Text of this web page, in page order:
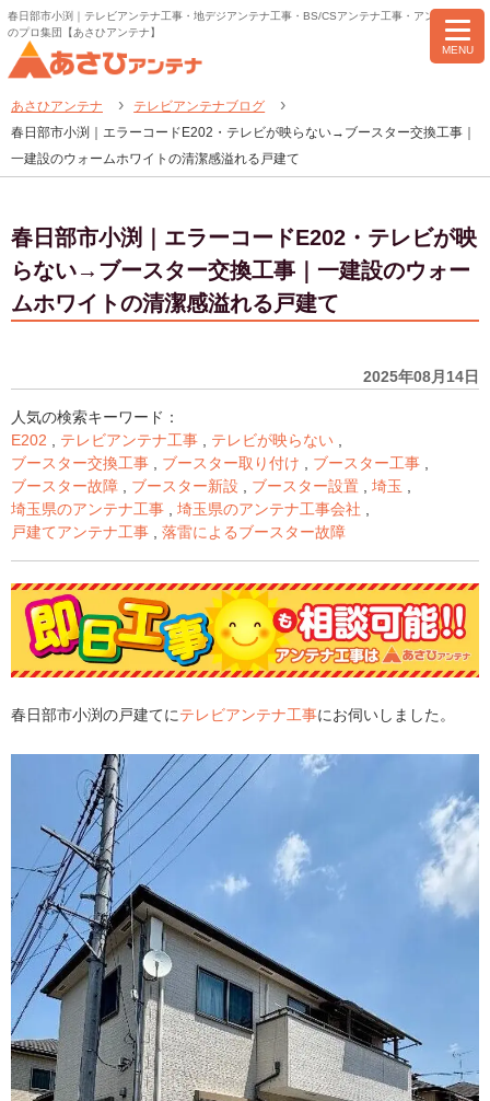
春日部市小渕｜テレビアンテナ工事・地デジアンテナ工事・BS/CSアンテナ工事・アンテナ修理
のプロ集団【あさひアンテナ】
MENU
あさひアンテナ
テレビアンテナブログ
春日部市小渕｜エラーコードE202・テレビが映らない→ブースター交換工事｜
一建設のウォームホワイトの清潔感溢れる戸建て
春日部市小渕｜エラーコードE202・テレビが映
らない→ブースター交換工事｜一建設のウォー
ムホワイトの清潔感溢れる戸建て
2025年08月14日
人気の検索キーワード：
E202
テレビアンテナ工事 テレビが映らない
ブースター交換工事
ブースター取り付け ブースター工事
ブースター故障
ブースター新設 ブースター設置 埼玉
埼玉県のアンテナ工事
埼玉県のアンテナ工事会社
戸建てアンテナ工事
落雷によるブースター故障
春日部市小渕の戸建てにテレビアンテナ工事にお伺いしました。